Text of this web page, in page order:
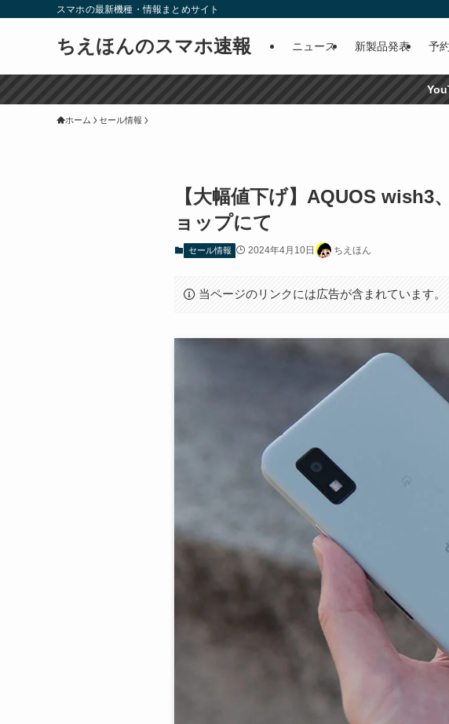
スマホの最新機種・情報まとめサイト
ちえほんのスマホ速報 ニュース 新製品発表 予
ホーム セール情報
【大幅値下げ】AQUOS
ョップにて
セール情報 2024年4月10日 ちえほん
当ページのリンクには広告が含まれています。